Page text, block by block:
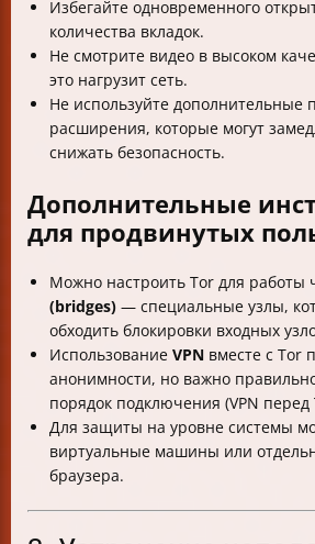
Избегайте одновременного
количества вкладок.
Не смотрите видео в высоком
это нагрузит сеть.
Не используйте дополнительные
расширения, которые могут
снижать безопасность.
Дополнительные
для продвинутых
Можно настроить Tor для работы
(bridges) — специальные узлы,
обходить блокировки входных
Использование VPN вместе с Tor
анонимности, но важно
порядок подключения (VPN
Для защиты на уровне системы
виртуальные машины или
браузера.